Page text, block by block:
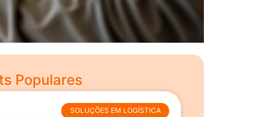
Populares
SOLUÇÕES EM LOGÍSTICA